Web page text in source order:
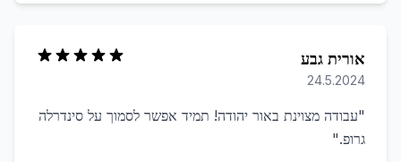
אורית גבע
24.5.2024
"עבודה מצוינת באור יהודה! תמיד אפשר לסמוך על סינדרלה
גרופ."